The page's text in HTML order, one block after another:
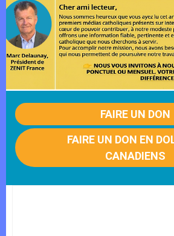
FAIRE UN DON
FAIRE UN DON EN
CANADIENS